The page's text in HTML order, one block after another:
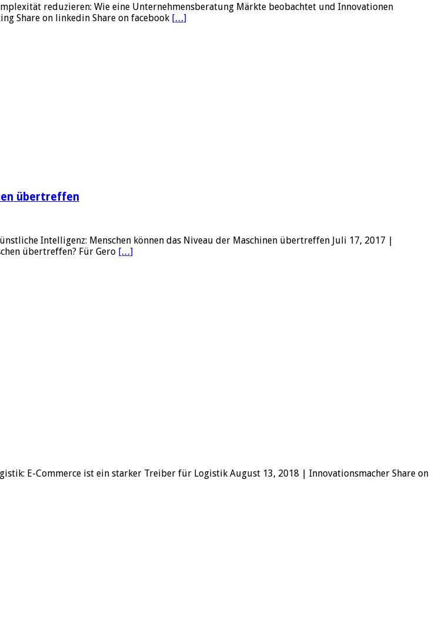
reduzieren: Wie eine Unternehmensberatung Märkte beobachtet und Innovationen
Share on linkedin Share on facebook […]
übertreffen
Intelligenz: Menschen können das Niveau der Maschinen übertreffen Juli 17, 2017 |
übertreffen? Für Gero […]
E-Commerce ist ein starker Treiber für Logistik August 13, 2018 | Innovationsmacher Share on